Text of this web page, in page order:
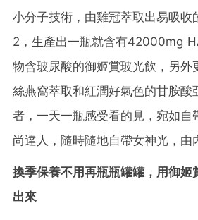
小分子技術，由雞冠萃取出易吸收
2，生產出一瓶就含有42000mg
物含玻尿酸的御姬賞玻光飲，另外
絲燕窩萃取和紅潤好氣色的甘胺酸
者，一天一瓶感受看的見，宛如自
尚達人，隨時隨地自帶女神光，由
換季保養不用再瓶瓶罐罐，用御姬
出來